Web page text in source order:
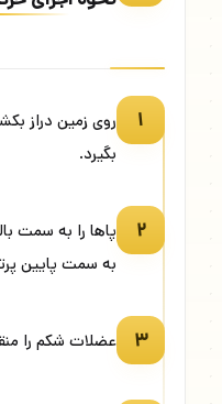
۱
روی زمین دراز
بگیرد.
۲
پاها را به سمت
به سمت پایین
۳ عضلات شکم را